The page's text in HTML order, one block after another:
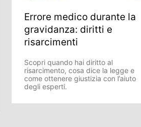
Errore medico durante la
gravidanza: diritti e
risarcimenti
Scopri quando hai diritto al
risarcimento, cosa dice la legge e
come ottenere giustizia con l’aiuto
degli esperti.